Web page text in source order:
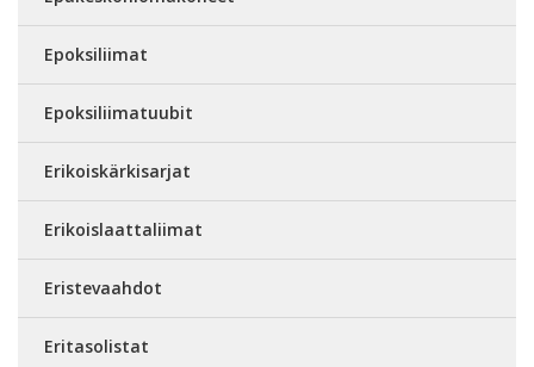
Epoksiliimat
Epoksiliimatuubit
Erikoiskärkisarjat
Erikoislaattaliimat
Eristevaahdot
Eritasolistat